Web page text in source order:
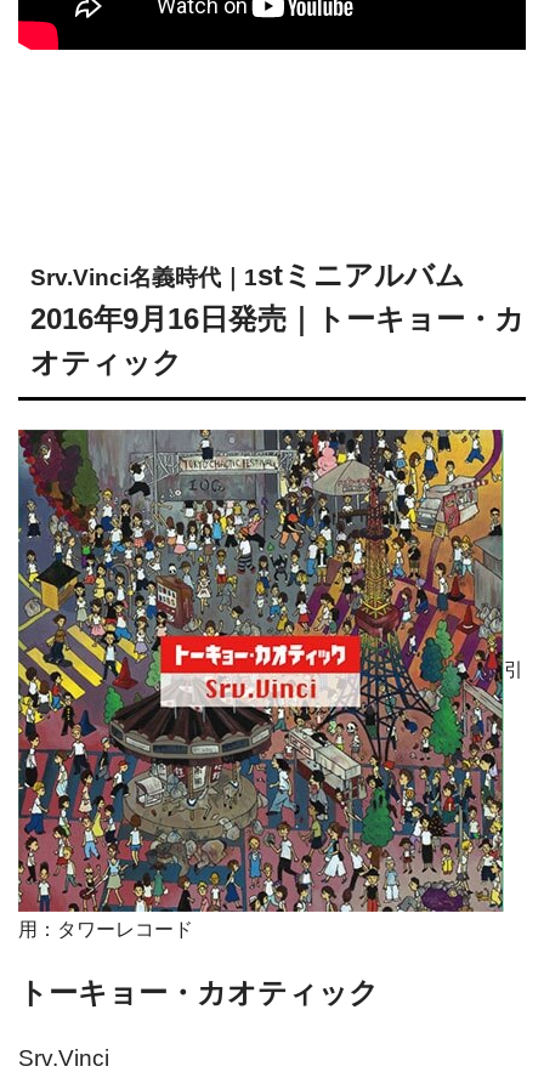
Srv.Vinci名義時代｜1stミニアルバム
2016年9月16日発売 ｜トーキョー・カ
オティック
引
用：タワーレコード
トーキョー・カオティック
Srv.Vinci